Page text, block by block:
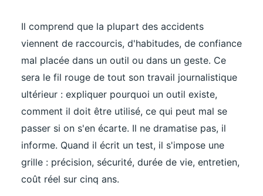
Il comprend que la plupart des accidents
viennent de raccourcis, d'habitudes, de confiance
mal placée dans un outil ou dans un geste. Ce
sera le fil rouge de tout son travail journalistique
ultérieur : expliquer pourquoi un outil existe,
comment il doit être utilisé, ce qui peut mal se
passer si on s'en écarte. Il ne dramatise pas, il
informe. Quand il écrit un test, il s'impose une
grille : précision, sécurité, durée de vie, entretien,
coût réel sur cinq ans.